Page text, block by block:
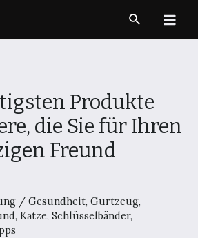
Suche
Produkte
die Sie für Ihren
Freund
/ Gesundheit, Gurtzeug,
, Katze, Schlüsselbänder,